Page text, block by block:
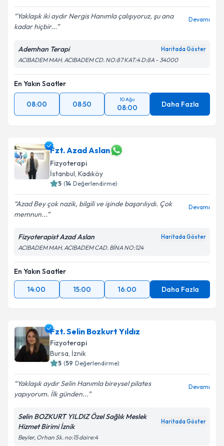
Yaklaşık iki aydır Nergis Hanımla çalışıyoruz, şu ana
kadar hiçbir...
Devamı
Ademhan Terapi Haritada Göster
ACIBADEM MAH. ACIBADEM CD. NO:87 KAT:4 D:8A - 34000
En Yakın Saatler
08:00 08:50
10 Ağu
08:00 Daha Fazla
Fzt. Azad Aslan
Fizyoterapi
İstanbul, Kadıköy
5 (14 Değerlendirme)
Azad Bey çok nazik, bilgili ve işinde başarılıydı. Çok
memnun...
Devamı
Fizyoterapist Azad Aslan Haritada Göster
ACIBADEM MAH. ACIBADEM CAD. BİNA NO:124
En Yakın Saatler
14:00
15:00 16:00 Daha Fazla
Fzt. Selin Bozkurt Yıldız
Fizyoterapi
Bursa, İznik
5 (59 Değerlendirme)
Yaklaşık aydır Selin Hanımla bireysel pilates
yapıyorum. İlk günden...
Devamı
Selin BOZKURT YILDIZ Özel Sağlık Meslek
Hizmet Birimi İznik
Haritada Göster
Beyler, Orhan Sk. no:15 daire:4